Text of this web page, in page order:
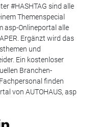
#HASHTAG sind alle
Themenspecial
asp-Onlineportal alle
Ergänzt wird das
und
Ein kostenloser
Branchen-
finden
von AUTOHAUS, asp